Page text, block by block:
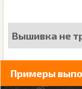
Вышивка не
Примеры